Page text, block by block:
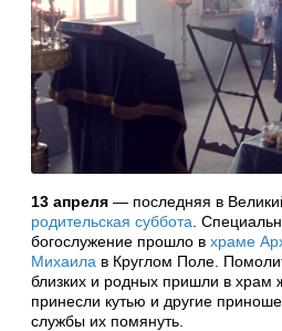
13 апреля — последняя в
родительская суббота .
богослужение прошло в храме
Михаила в Круглом Поле.
близких и родных пришли в храм
принесли кутью и другие
службы их помянуть.